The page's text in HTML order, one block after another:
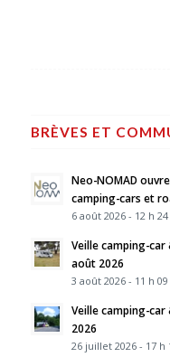
BRÈVES ET
Neo-NOMAD
camping-cars et
6 août 2026 - 12 h
Veille camping-
août 2026
3 août 2026 - 11 h
Veille camping-car
2026
26 juillet 2026 - 17 h